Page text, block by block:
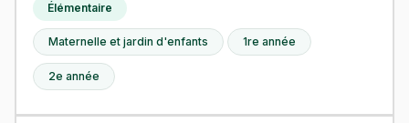
Élémentaire
Maternelle et jardin d'enfants 1re année
2e année